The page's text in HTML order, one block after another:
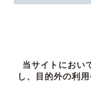
当サイトにおい
し、目的外の利